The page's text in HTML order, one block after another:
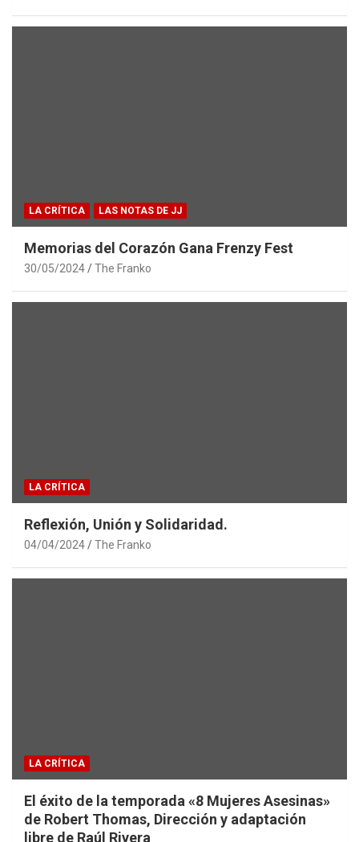
LA CRÍTICA LAS NOTAS DE JJ
Memorias del Corazón Gana Frenzy Fest
30/05/2024 The Franko
LA CRÍTICA
Reflexión, Unión y Solidaridad.
04/04/2024 The Franko
LA CRÍTICA
El éxito de la temporada «8 Mujeres Asesinas»
de Robert Thomas, Dirección y adaptación
libre de Raúl Rivera